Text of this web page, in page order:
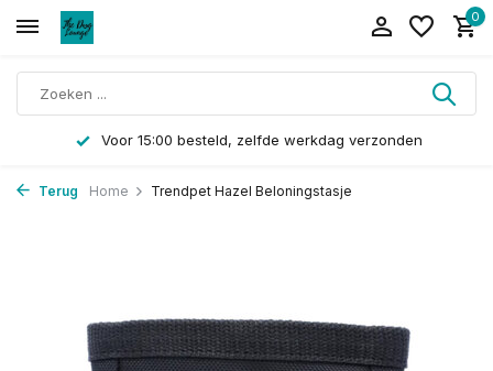
0
Voor 15:00 besteld, zelfde werkdag verzonden
Terug Home Trendpet Hazel Beloningstasje